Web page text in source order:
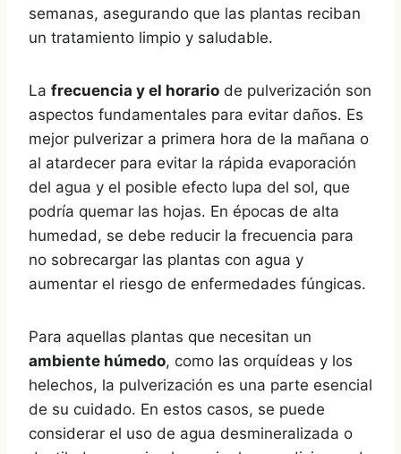
semanas, asegurando que las plantas reciban
un tratamiento limpio y saludable.
La frecuencia y el horario de pulverización son
aspectos fundamentales para evitar daños. Es
mejor pulverizar a primera hora de la mañana o
al atardecer para evitar la rápida evaporación
del agua y el posible efecto lupa del sol, que
podría quemar las hojas. En épocas de alta
humedad, se debe reducir la frecuencia para
no sobrecargar las plantas con agua y
aumentar el riesgo de enfermedades fúngicas.
Para aquellas plantas que necesitan un
ambiente húmedo, como las orquídeas y los
helechos, la pulverización es una parte esencial
de su cuidado. En estos casos, se puede
considerar el uso de agua desmineralizada o